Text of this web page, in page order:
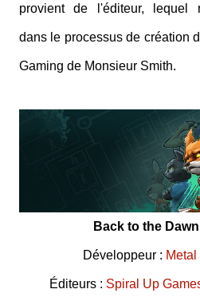
provient de l'éditeur, lequel
dans le processus de création
Gaming de Monsieur Smith.
Back to the Dawn
Développeur :
Éditeurs : Spiral Up